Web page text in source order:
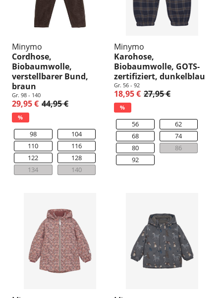
Minymo
Cordhose,
Biobaumwolle,
verstellbarer Bund,
braun
Gr. 98 - 140
29,95 € 44,95 €
%
98
104
110
116
122
128
134
140
Minymo
Karohose,
Biobaumwolle, GOTS-
zertifiziert, dunkelblau
Gr. 56 - 92
18,95 € 27,95 €
%
56
62
68
74
80
86
92